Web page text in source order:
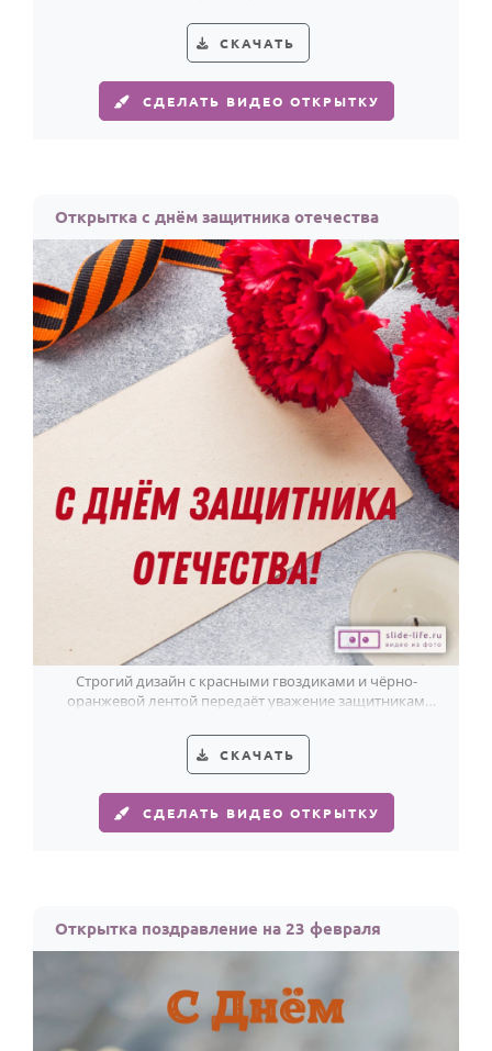
СКАЧАТЬ
СДЕЛАТЬ ВИДЕО ОТКРЫТКУ
Открытка с днём защитника отечества
Строгий дизайн с красными гвоздиками и чёрно-
оранжевой лентой передаёт уважение защитникам
СКАЧАТЬ
СДЕЛАТЬ ВИДЕО ОТКРЫТКУ
Открытка поздравление на 23 февраля